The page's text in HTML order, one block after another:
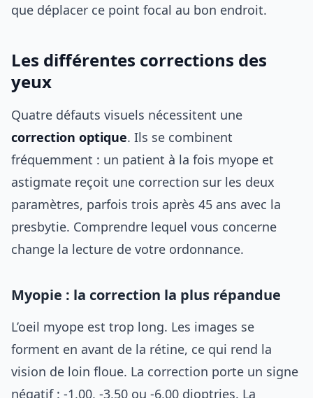
que déplacer ce point focal au bon endroit.
Les différentes corrections des
yeux
Quatre défauts visuels nécessitent une
correction optique. Ils se combinent
fréquemment : un patient à la fois myope et
astigmate reçoit une correction sur les deux
paramètres, parfois trois après 45 ans avec la
presbytie. Comprendre lequel vous concerne
change la lecture de votre ordonnance.
Myopie : la correction la plus répandue
L’oeil myope est trop long. Les images se
forment en avant de la rétine, ce qui rend la
vision de loin floue. La correction porte un signe
négatif : -1,00, -3,50 ou -6,00 dioptries. La